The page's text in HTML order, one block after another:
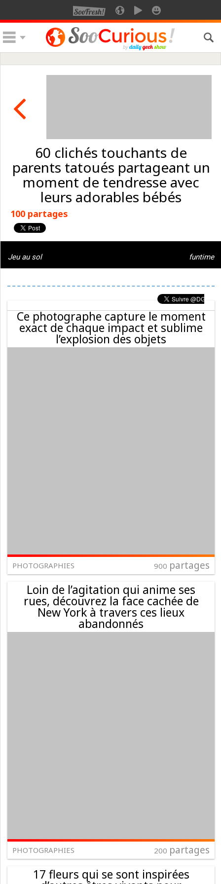
60 clichés touchants de
parents tatoués partageant un
moment de tendresse avec
leurs adorables bébés
100 partages
Jeu au sol funtime
Ce photographe capture le moment
exact de chaque impact et sublime
l’explosion des objets
PHOTOGRAPHIES 900 partages
Loin de l’agitation qui anime ses
rues, découvrez la face cachée de
New York à travers ces lieux
abandonnés
PHOTOGRAPHIES 200 partages
17 fleurs qui se sont inspirées